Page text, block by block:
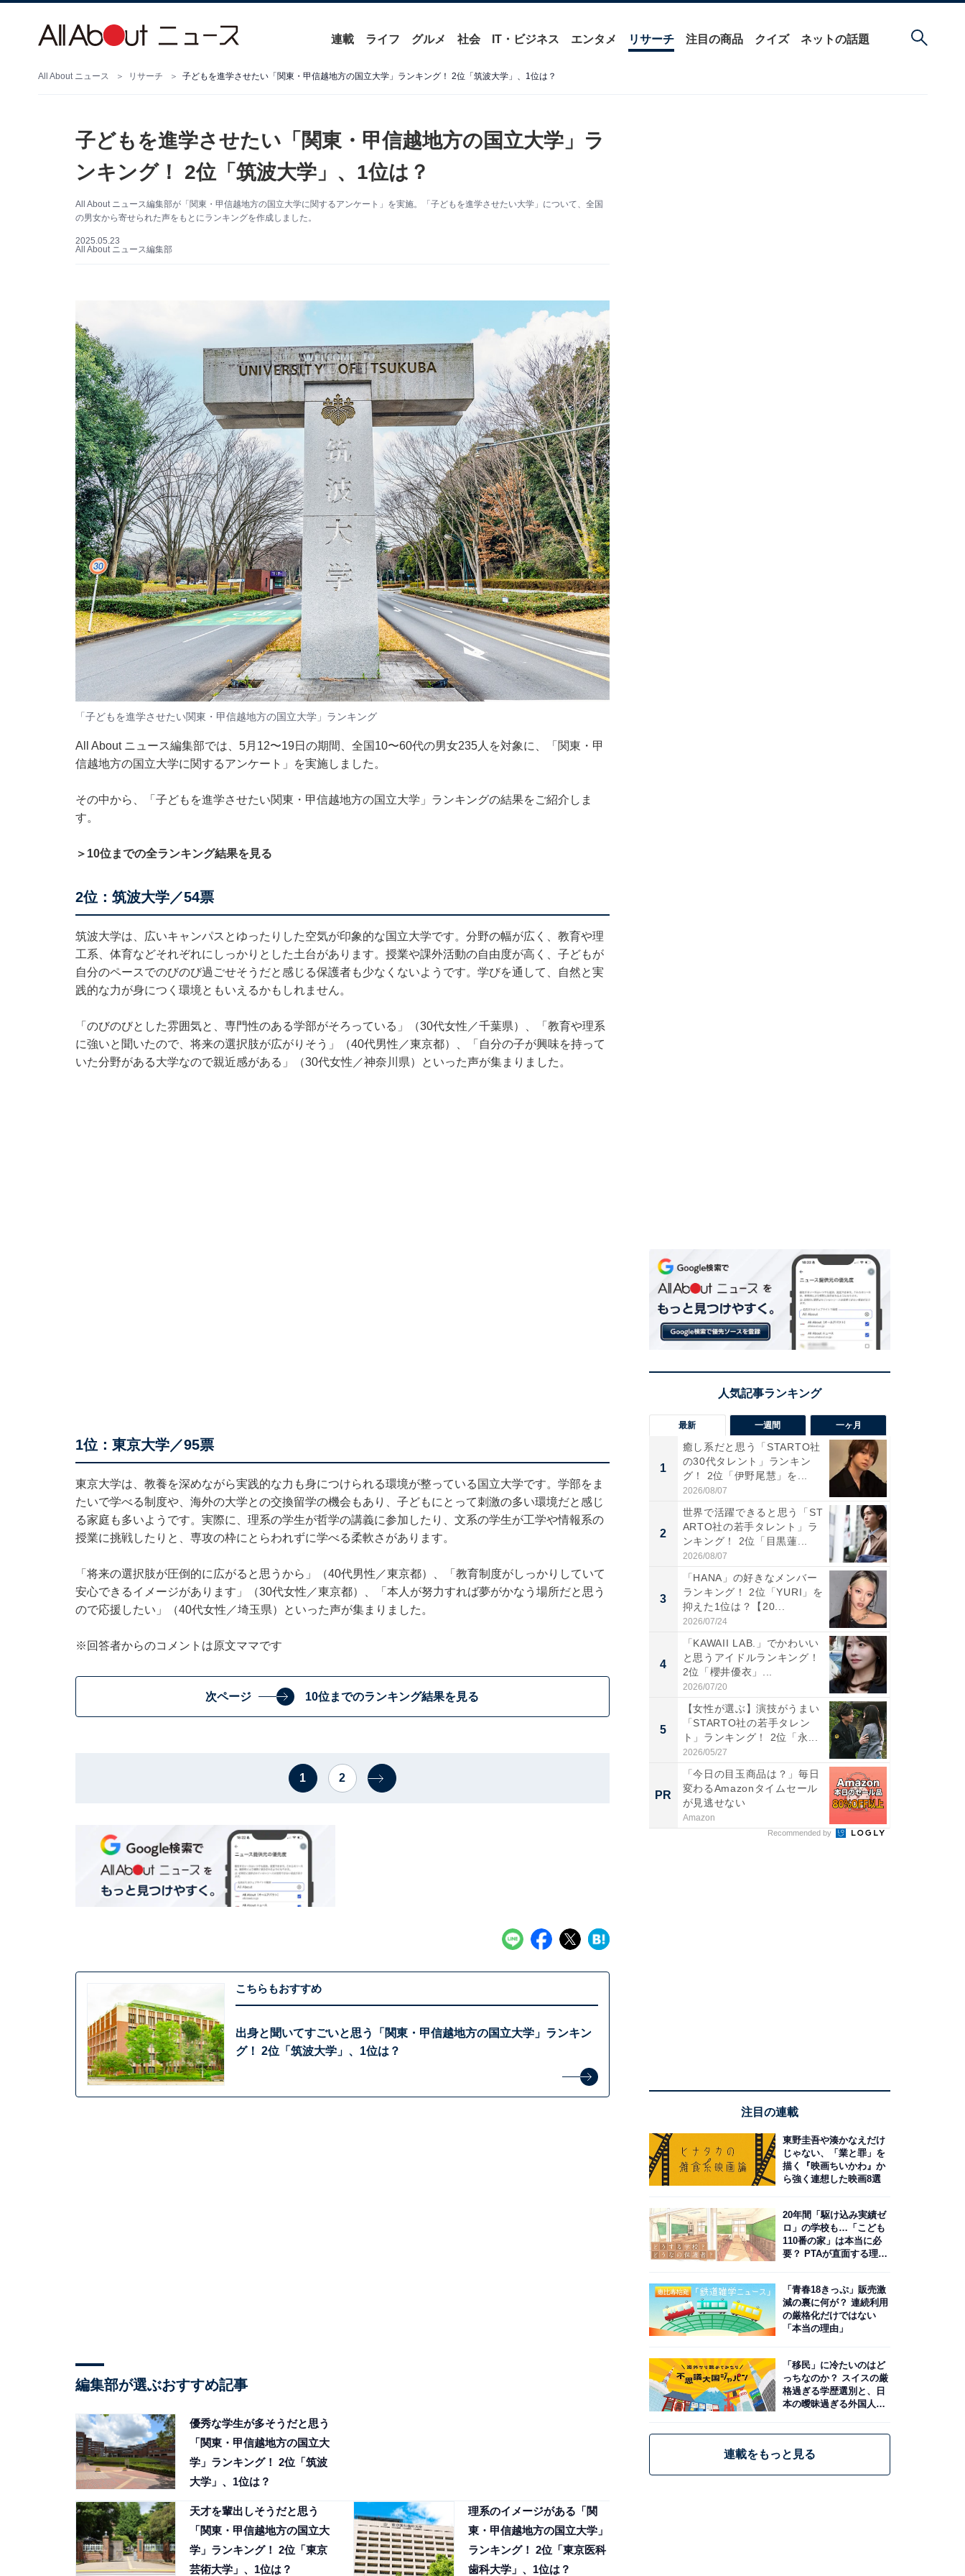
連載 ライフ グルメ 社会 IT・ビジネス エンタメ リサーチ 注目の商品 クイズ ネットの話題
All About ニュース リサーチ 子どもを進学させたい「関東・甲信越地方の国立大学」ランキング！ 2位「筑波大学」、1位は？
子どもを進学させたい「関東・甲信越地方の国立大学」ラ
ンキング！ 2位「筑波大学」、1位は？
All About ニュース編集部が「関東・甲信越地方の国立大学に関するアンケート」を実施。「子どもを進学させたい大学」について、全国
の男女から寄せられた声をもとにランキングを作成しました。
2025.05.23
All About ニュース編集部
「子どもを進学させたい関東・甲信越地方の国立大学」ランキング
All About ニュース編集部では、5月12〜19日の期間、全国10〜60代の男女235人を対象に、「関東・甲
信越地方の国立大学に関するアンケート」を実施しました。
その中から、「子どもを進学させたい関東・甲信越地方の国立大学」ランキングの結果をご紹介しま
す。
＞10位までの全ランキング結果を見る
2位：筑波大学／54票
筑波大学は、広いキャンパスとゆったりした空気が印象的な国立大学です。分野の幅が広く、教育や理
工系、体育などそれぞれにしっかりとした土台があります。授業や課外活動の自由度が高く、子どもが
自分のペースでのびのび過ごせそうだと感じる保護者も少なくないようです。学びを通して、自然と実
践的な力が身につく環境ともいえるかもしれません。
「のびのびとした雰囲気と、専門性のある学部がそろっている」（30代女性／千葉県）、「教育や理系
に強いと聞いたので、将来の選択肢が広がりそう」（40代男性／東京都）、「自分の子が興味を持って
いた分野がある大学なので親近感がある」（30代女性／神奈川県）といった声が集まりました。
1位：東京大学／95票
東京大学は、教養を深めながら実践的な力も身につけられる環境が整っている国立大学です。学部をま
たいで学べる制度や、海外の大学との交換留学の機会もあり、子どもにとって刺激の多い環境だと感じ
る家庭も多いようです。実際に、理系の学生が哲学の講義に参加したり、文系の学生が工学や情報系の
授業に挑戦したりと、専攻の枠にとらわれずに学べる柔軟さがあります。
「将来の選択肢が圧倒的に広がると思うから」（40代男性／東京都）、「教育制度がしっかりしていて
安心できるイメージがあります」（30代女性／東京都）、「本人が努力すれば夢がかなう場所だと思う
ので応援したい」（40代女性／埼玉県）といった声が集まりました。
※回答者からのコメントは原文ママです
次ページ 10位までのランキング結果を見る
1 2
こちらもおすすめ
出身と聞いてすごいと思う「関東・甲信越地方の国立大学」ランキン
グ！ 2位「筑波大学」、1位は？
編集部が選ぶおすすめ記事
優秀な学生が多そうだと思う
「関東・甲信越地方の国立大
学」ランキング！ 2位「筑波
大学」、1位は？
天才を輩出しそうだと思う
「関東・甲信越地方の国立大
学」ランキング！ 2位「東京
芸術大学」、1位は？
理系のイメージがある「関
東・甲信越地方の国立大学」
ランキング！ 2位「東京医科
歯科大学」、1位は？
最新 一週間 一ヶ月
1
癒し系だと思う「STARTO社
の30代タレント」ランキン
グ！ 2位「伊野尾慧」を...
2026/08/07
2
世界で活躍できると思う「ST
ARTO社の若手タレント」ラ
ンキング！ 2位「目黒蓮...
2026/08/07
3
「HANA」の好きなメンバー
ランキング！ 2位「YURI」を
抑えた1位は？【20...
2026/07/24
4
「KAWAII LAB.」でかわいい
と思うアイドルランキング！
2位「櫻井優衣」...
2026/07/20
5
【女性が選ぶ】演技がうまい
「STARTO社の若手タレン
ト」ランキング！ 2位「永...
2026/05/27
PR
「今日の目玉商品は？」毎日
変わるAmazonタイムセール
が見逃せない
Amazon
Recommended by
注目の連載
東野圭吾や湊かなえだけ
じゃない、「業と罪」を
描く『映画ちいかわ』か
ら強く連想した映画8選
20年間「駆け込み実績ゼ
ロ」の学校も…「こども
110番の家」は本当に必
要？ PTAが直面する理想
「青春18きっぷ」販売激
減の裏に何が？ 連続利用
の厳格化だけではない
「本当の理由」
「移民」に冷たいのはど
っちなのか？ スイスの厳
格過ぎる学歴選別と、日
本の曖昧過ぎる外国人政
連載をもっと見る